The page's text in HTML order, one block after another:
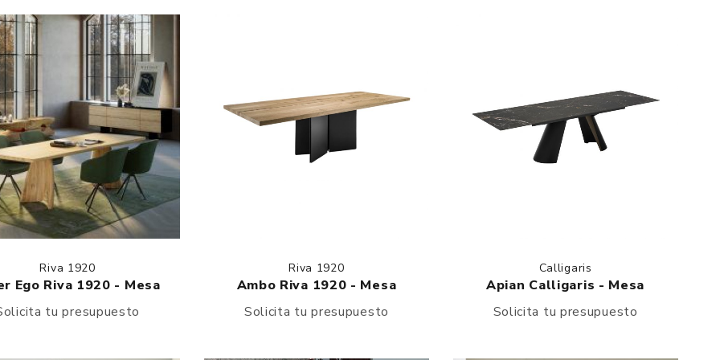
Riva 1920
Ego Riva 1920 - Mesa
tu presupuesto
Riva 1920
Ambo Riva 1920 - Mesa
Solicita tu presupuesto
Calligaris
Apian Calligaris - Mesa
Solicita tu presupuesto